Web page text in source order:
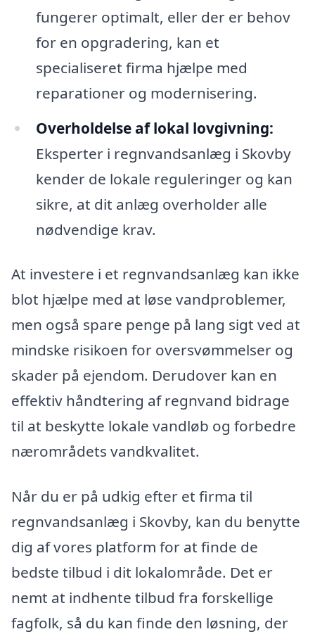
fungerer optimalt, eller der er behov
for en opgradering, kan et
specialiseret firma hjælpe med
reparationer og modernisering.
Overholdelse af lokal lovgivning:
Eksperter i regnvandsanlæg i Skovby
kender de lokale reguleringer og kan
sikre, at dit anlæg overholder alle
nødvendige krav.
At investere i et regnvandsanlæg kan ikke
blot hjælpe med at løse vandproblemer,
men også spare penge på lang sigt ved at
mindske risikoen for oversvømmelser og
skader på ejendom. Derudover kan en
effektiv håndtering af regnvand bidrage
til at beskytte lokale vandløb og forbedre
nærområdets vandkvalitet.
Når du er på udkig efter et firma til
regnvandsanlæg i Skovby, kan du benytte
dig af vores platform for at finde de
bedste tilbud i dit lokalområde. Det er
nemt at indhente tilbud fra forskellige
fagfolk, så du kan finde den løsning, der